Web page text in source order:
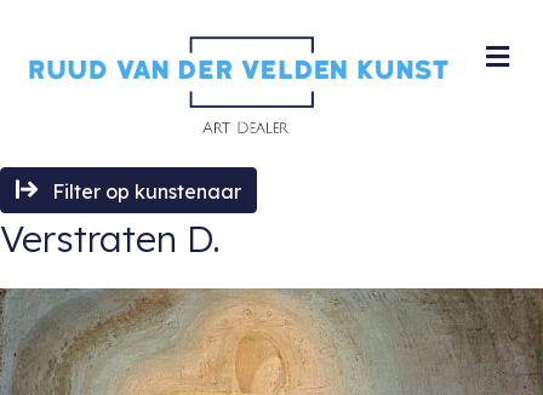
Filter op kunstenaar
Verstraten D.